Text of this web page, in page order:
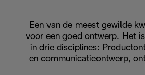
Een van de meest gewilde
voor een goed ontwerp. Het
in drie disciplines:
en communicatieontwerp,